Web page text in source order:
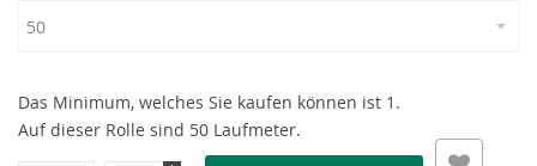
Das Minimum, welches Sie kaufen können ist 1.
Auf dieser Rolle sind 50 Laufmeter.